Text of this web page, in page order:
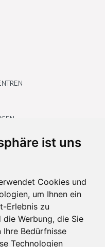
ist uns
Cookies und
um Ihnen ein
Erlebnis zu
Werbung, die Sie
Ihre Bedürfnisse
Technologien